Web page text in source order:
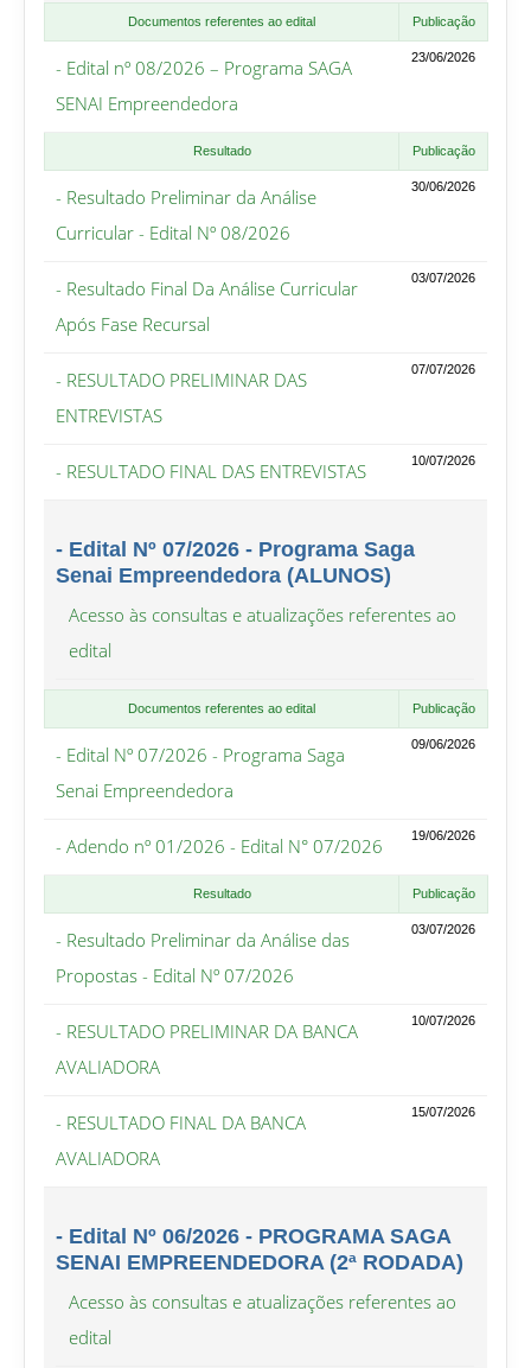
Documentos referentes ao edital Publicação
- Edital nº 08/2026 – Programa SAGA
SENAI Empreendedora
23/06/2026
Resultado Publicação
- Resultado Preliminar da Análise
Curricular - Edital Nº 08/2026
30/06/2026
- Resultado Final Da Análise Curricular
Após Fase Recursal
03/07/2026
- RESULTADO PRELIMINAR DAS
ENTREVISTAS
07/07/2026
- RESULTADO FINAL DAS ENTREVISTAS 10/07/2026
- Edital Nº 07/2026 - Programa Saga
Senai Empreendedora (ALUNOS)
Acesso às consultas e atualizações referentes ao
edital
Documentos referentes ao edital Publicação
- Edital Nº 07/2026 - Programa Saga
Senai Empreendedora
09/06/2026
- Adendo nº 01/2026 - Edital N° 07/2026 19/06/2026
Resultado Publicação
- Resultado Preliminar da Análise das
Propostas - Edital Nº 07/2026
03/07/2026
- RESULTADO PRELIMINAR DA BANCA
AVALIADORA
10/07/2026
- RESULTADO FINAL DA BANCA
AVALIADORA
15/07/2026
- Edital Nº 06/2026 - PROGRAMA SAGA
SENAI EMPREENDEDORA (2ª RODADA)
Acesso às consultas e atualizações referentes ao
edital